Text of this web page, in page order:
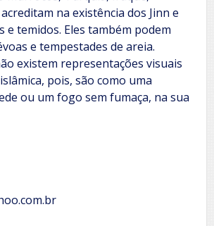
na existência dos Jinn e
e temidos. Eles também podem
e tempestades de areia.
existem representações visuais
pois, são como uma
ou um fogo sem fumaça, na sua